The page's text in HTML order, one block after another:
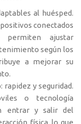
al huésped.
conectados
ajustar
según los
a mejorar su
y seguridad.
o tecnología
entrar y salir del
física, lo que